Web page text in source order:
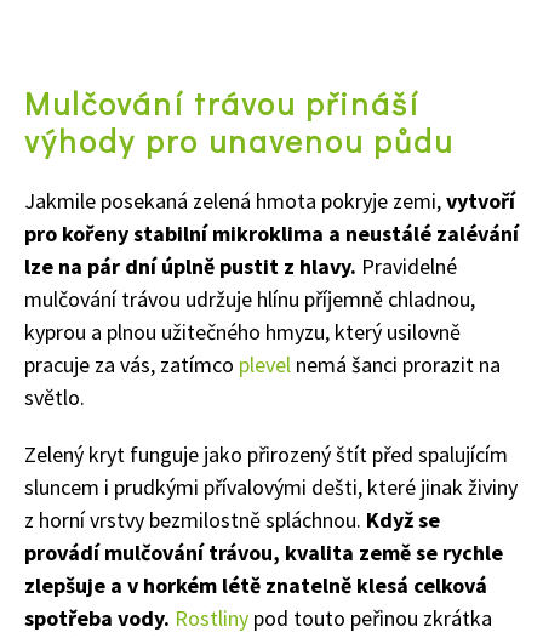
Mulčování trávou přináší
výhody pro unavenou půdu
Jakmile posekaná zelená hmota pokryje zemi,vytvoří
pro kořeny stabilní mikroklima a neustálé zalévání
lze na pár dní úplně pustit z hlavy. Pravidelné
mulčování trávou udržuje hlínu příjemně chladnou,
kyprou a plnou užitečného hmyzu, který usilovně
pracuje za vás, zatímco plevel nemá šanci prorazit na
světlo.
Zelený kryt funguje jako přirozený štít před spalujícím
sluncem i prudkými přívalovými dešti, které jinak živiny
z horní vrstvy bezmilostně spláchnou. Když se
provádí mulčování trávou, kvalita země se rychle
zlepšuje a v horkém létě znatelně klesá celková
spotřeba vody. Rostliny pod touto peřinou zkrátka